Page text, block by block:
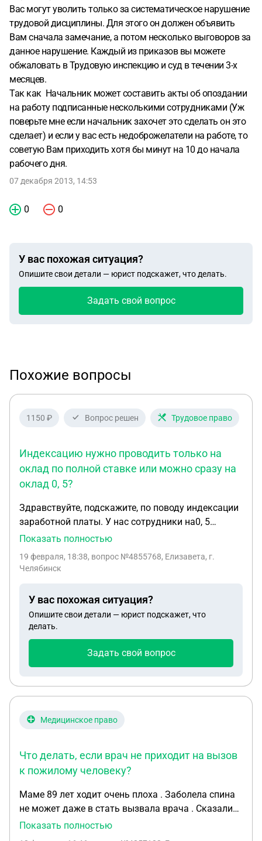
Вас могут уволить только за систематическое нарушение
трудовой дисциплины. Для этого он должен объявить
Вам сначала замечание, а потом несколько выговоров за
данное нарушение. Каждый из приказов вы можете
обжаловать в Трудовую инспекцию и суд в течении 3-х
месяцев.
Так как Начальник может составить акты об опоздании
на работу подписанные несколькими сотрудниками (Уж
поверьте мне если начальник захочет это сделать он это
сделает) и если у вас есть недоброжелатели на работе, то
советую Вам приходить хотя бы минут на 10 до начала
рабочего дня.
07 декабря 2013, 14:53
0 0
У вас похожая ситуация?
Опишите свои детали — юрист подскажет, что делать.
Задать свой вопрос
Похожие вопросы
1150 ₽ Вопрос решен Трудовое право
Индексацию нужно проводить только на
оклад по полной ставке или можно сразу на
оклад 0, 5?
Здравствуйте, подскажите, по поводу индексации
заработной платы. У нас сотрудники на0, 5
ставки, удаленная работа. Как правильно
делать, если оклад за 0, 5 ставки намного больше
Индексацию нужно проводить только на оклад по
полной ставке или можно сразу на оклад 0,5? У
нас оклад за 0,5 ставки 35 000, за 5 дней в неделю
по 4 часа работы в день. По факту человек так и
Показать полностью
19 февраля, 18:38, вопрос №4855768, Елизавета, г.
Челябинск
У вас похожая ситуация?
Опишите свои детали — юрист подскажет, что
делать.
Задать свой вопрос
Медицинское право
Что делать, если врач не приходит на вызов
к пожилому человеку?
Маме 89 лет ходит очень плоха . Заболела спина
не может даже в стать вызвала врача . Сказали
придёт в 11 или после обеда. Повторно позвонила
Показать полностью